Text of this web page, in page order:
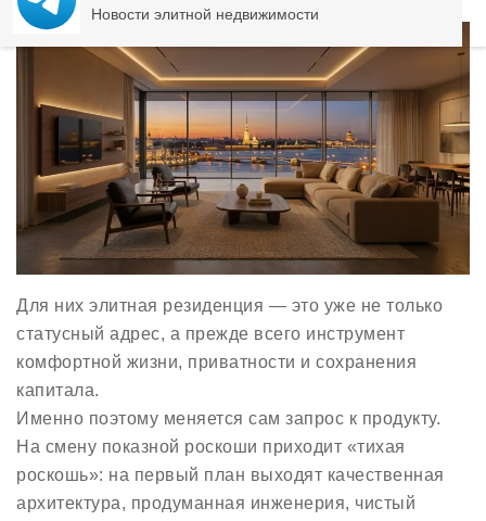
Для них элитная резиденция — это уже не только
статусный адрес, а прежде всего инструмент
комфортной жизни, приватности и сохранения
капитала.
Именно поэтому меняется сам запрос к продукту.
На смену показной роскоши приходит «тихая
роскошь»: на первый план выходят качественная
архитектура, продуманная инженерия, чистый
Новости элитной недвижимости